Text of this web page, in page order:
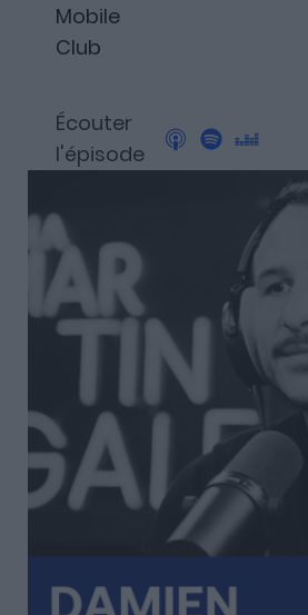
Merci à notre
Découvrez
la plateforme
et en dette
Mobile
Club
Écouter
l'épisode